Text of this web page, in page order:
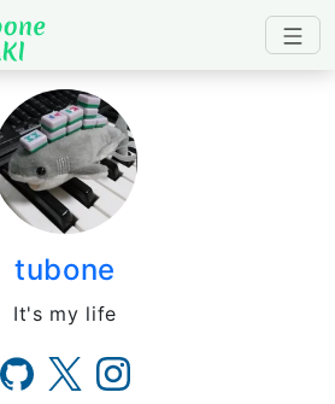
IT Developer's
tubone
It's my life